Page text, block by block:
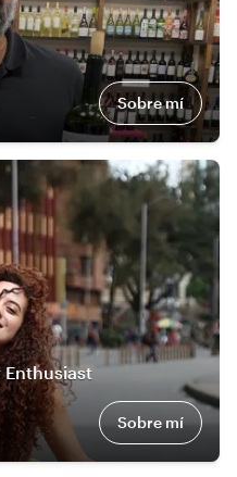
Sobre mí
Enthusiast
Sobre mí